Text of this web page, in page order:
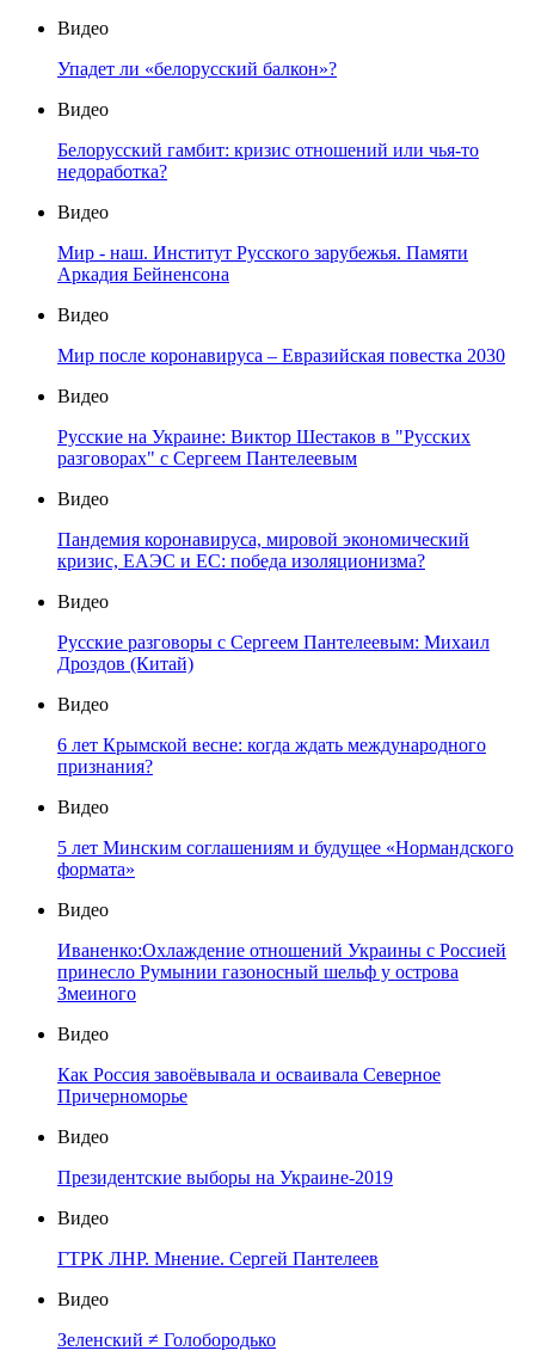
Видео
Упадет ли «белорусский балкон»?
Видео
Белорусский гамбит: кризис отношений или чья-то
недоработка?
Видео
Мир - наш. Институт Русского зарубежья. Памяти
Аркадия Бейненсона
Видео
Мир после коронавируса – Евразийская повестка 2030
Видео
Русские на Украине: Виктор Шестаков в "Русских
разговорах" с Сергеем Пантелеевым
Видео
Пандемия коронавируса, мировой экономический
кризис, ЕАЭС и ЕС: победа изоляционизма?
Видео
Русские разговоры с Сергеем Пантелеевым: Михаил
Дроздов (Китай)
Видео
6 лет Крымской весне: когда ждать международного
признания?
Видео
5 лет Минским соглашениям и будущее «Нормандского
формата»
Видео
Иваненко:Охлаждение отношений Украины с Россией
принесло Румынии газоносный шельф у острова
Змеиного
Видео
Как Россия завоёвывала и осваивала Северное
Причерноморье
Видео
Президентские выборы на Украине-2019
Видео
ГТРК ЛНР. Мнение. Сергей Пантелеев
Видео
Зеленский ≠ Голобородько